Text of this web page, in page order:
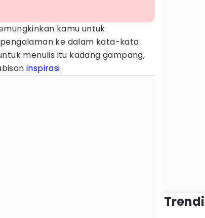
kamu untuk
ke dalam kata-kata.
menulis itu kadang gampang,
inspirasi.